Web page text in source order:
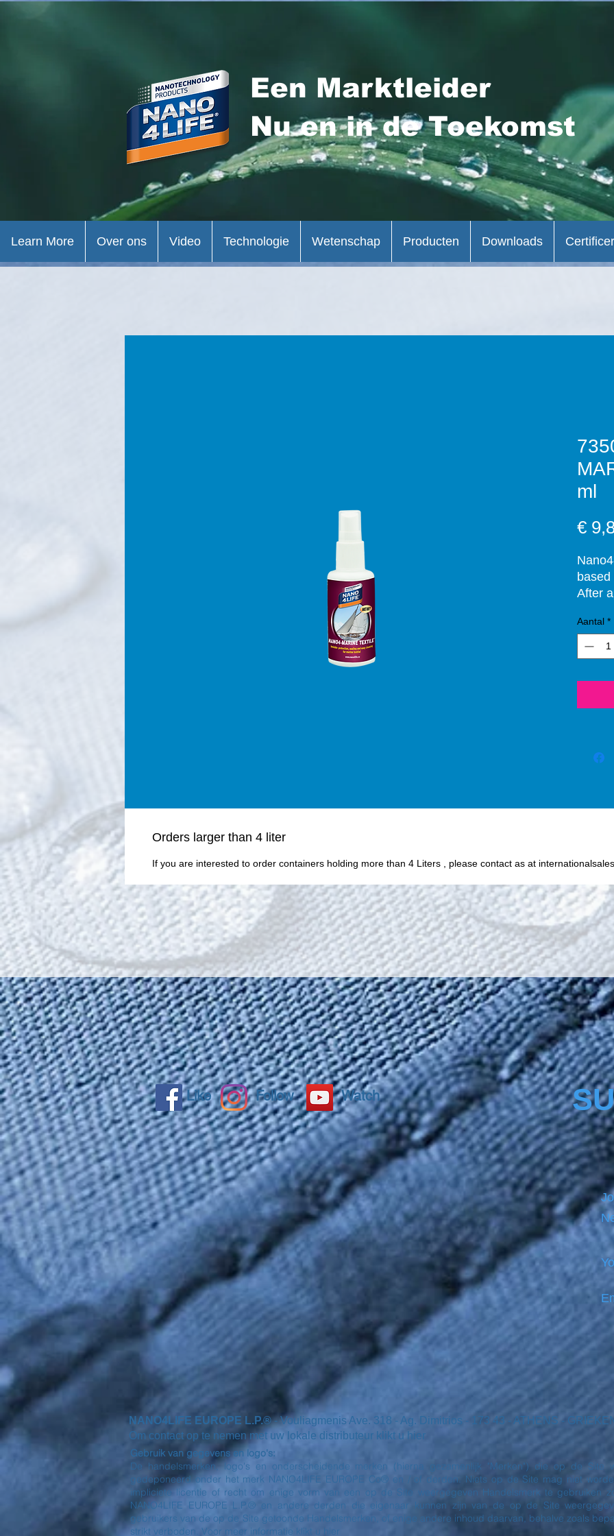
Een Marktleider
Nu en in de Toekomst
ml
€
After
SiO2
and
Aantal *
Οrders larger than 4 liter
If you are interested to order containers holding more than 4 Liters , please contact as at
Learn More Over ons Video Technologie Wetenschap Producten Downloads
Like Follow Watch
NANO4LIFE EUROPE L.P.®- Vouliagmenis Ave. 318 - Ag. Dimitrios - 173 43 - ATHENS -
Om contact op te nemen met uw lokale distributeur klikt u hier
Gebruik van gegevens en logo's:
De handelsmerken, logo's en onderscheidende merken (hierna gezamenlijk "Merken") die op de Site
gedeponeerd onder het merk NANO4LIFE EUROPE Co® en / of derden. Niets op de Site mag niet
impliciete licentie of recht om enige vorm van een op de Site weergegeven Handelsmerk te gebruiken
NANO4LIFE EUROPE L.P.® en andere derden die eigenaar kunnen zijn van de op de Site
gebruikers van de op de Site getoonde Handelsmerken, of enige andere inhoud daarvan, behalve zoals
strikt verboden. Voor meer informatie klikt u hier